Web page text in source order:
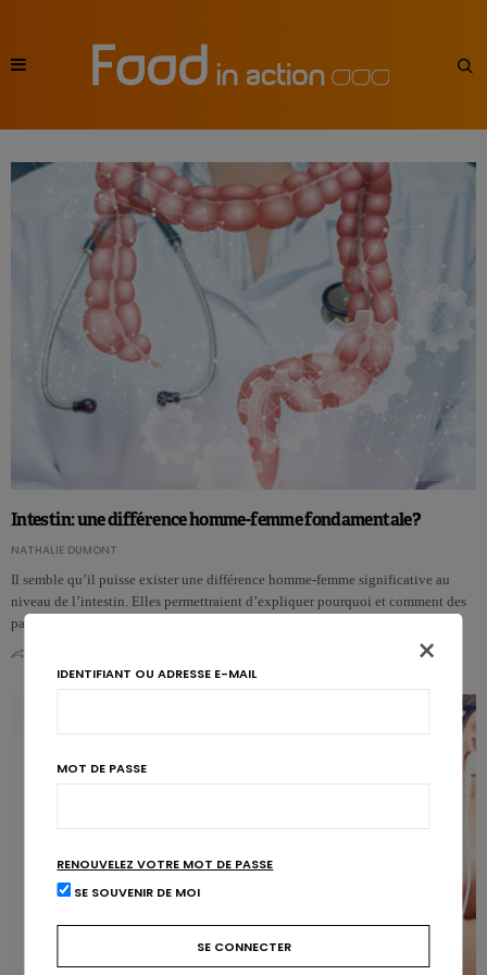
Intestin: une différence homme-femme fondamentale?
NATHALIE DUMONT
Il semble qu’il puisse exister une différence homme-femme significative au
niveau de l’intestin. Elles permettraient d’expliquer pourquoi et comment des
pat…
×
IDENTIFIANT OU ADRESSE E-MAIL
MOT DE PASSE
RENOUVELEZ VOTRE MOT DE PASSE
SE SOUVENIR DE MOI